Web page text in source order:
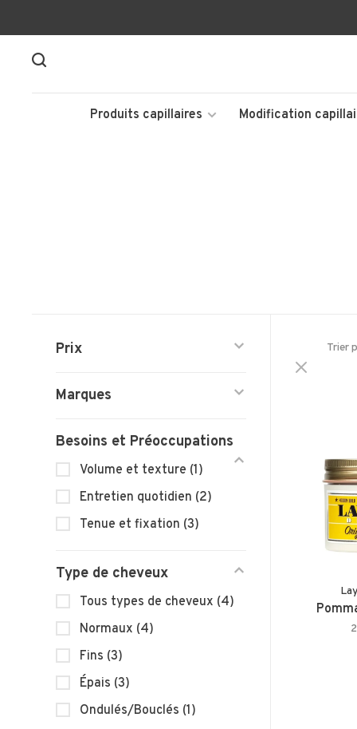
Produits capillaires Modification
Prix
Marques
Besoins et Préoccupations
Volume et texture (1)
Entretien quotidien (2)
Tenue et fixation (3)
Type de cheveux
Tous types de cheveux (4)
Normaux (4)
Fins (3)
Épais (3)
Ondulés/Bouclés (1)
Trier